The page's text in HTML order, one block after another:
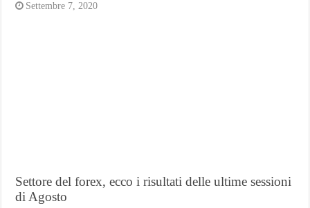
Settembre 7, 2020
Settore del forex, ecco i risultati delle ultime sessioni
di Agosto